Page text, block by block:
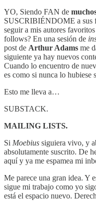
YO, Siendo FAN de
SUSCRIBIÉNDOME a sus
seguir a mis autores
follows? En una sesión de
post de Arthur Adams me
siguiente ya hay nuevos
Cuando lo encuentro de
es como si nunca lo hubiese
Esto me lleva a…
SUBSTACK.
MAILING LISTS.
Si Moebius siguiera vivo, y
absolutamente suscrito. De
aquí y ya me espamea mi
Me parece una gran idea. Y
sigue mi trabajo como yo
está el espacio nuevo.